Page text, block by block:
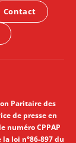
Contact
Paritaire des
de presse en
numéro CPPAP
loi n°86-897 du